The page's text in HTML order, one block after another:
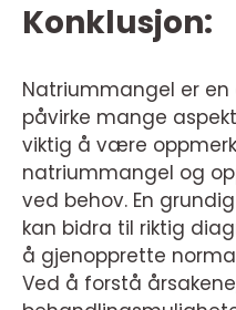
Konklusjon:
Natriummangel er
påvirke mange
viktig å være
natriummangel og
ved behov. En
kan bidra til riktig
å gjenopprette
Ved å forstå